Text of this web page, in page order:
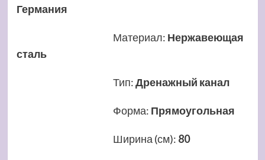
Германия
Материал: Нержавеющая
сталь
Тип:Дренажный канал
Форма: Прямоугольная
Ширина (см): 80